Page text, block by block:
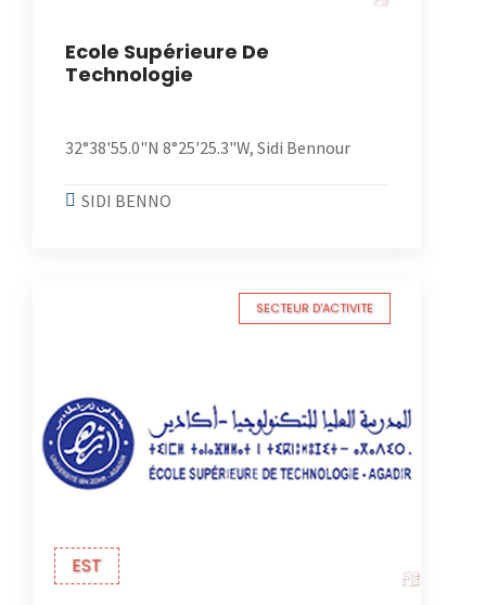
Ecole Supérieure De
Technologie
32°38'55.0"N 8°25'25.3"W, Sidi Bennour
SIDI BENNO
EST
SECTEUR D'ACTIVITE